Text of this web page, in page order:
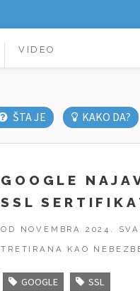
VIDEO
ŠTA JE KAKO DA?
GOOGLE
SSL
OD NOVEMBRA 2024.
TRETIRANA KAO
GOOGLE SSL